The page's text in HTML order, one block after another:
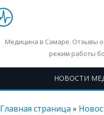
Медицина в Самаре. Отзывы о
режим работы
НОВОСТИ
Главная страница »